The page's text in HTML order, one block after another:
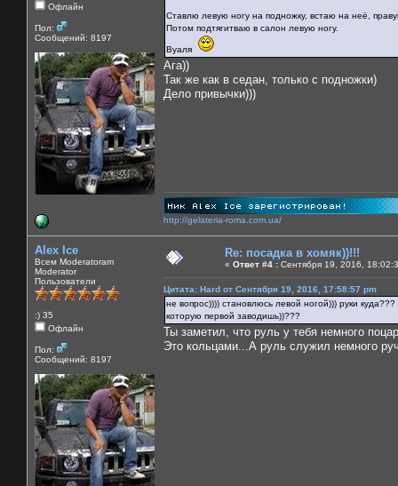
Офлайн
Пол:
Сообщений: 8197
Ставлю левую ногу на подножку, встаю на неё,
Потом подтягитваю в салон левую ногу.
Вуаля
Ага))
Так же как в седан, только с подножки)
Дело привычки)))
http://gelateria-roma.com.ua/
Alex Ice
Всем Moderatoram
Moderator
Пользователи
:) 35
Офлайн
Пол:
Сообщений: 8197
Re: посадка в хомяк))!!!
« Ответ #4 : Сентября 19, 2016,
Цитата: Hard от Сентября 19, 2016, 17:58:57 pm
не вопрос)))) становлюсь левой ногой))) руки
которую первой заводишь))???
Ты заметил, что руль у тебя немного
Это кольцами...А руль служил немного